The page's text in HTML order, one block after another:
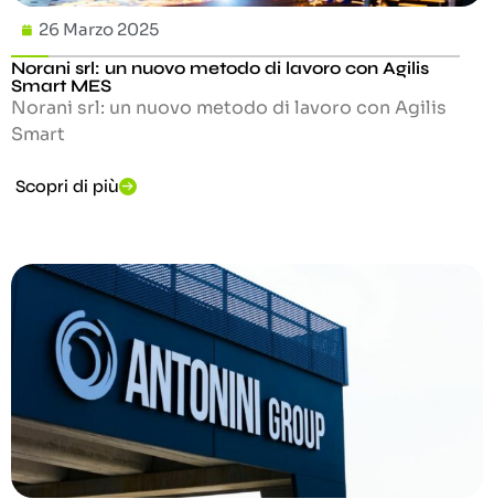
26 Marzo 2025
Norani srl: un nuovo metodo di lavoro con Agilis
Smart MES
Norani srl: un nuovo metodo di lavoro con Agilis
Smart
Scopri di più